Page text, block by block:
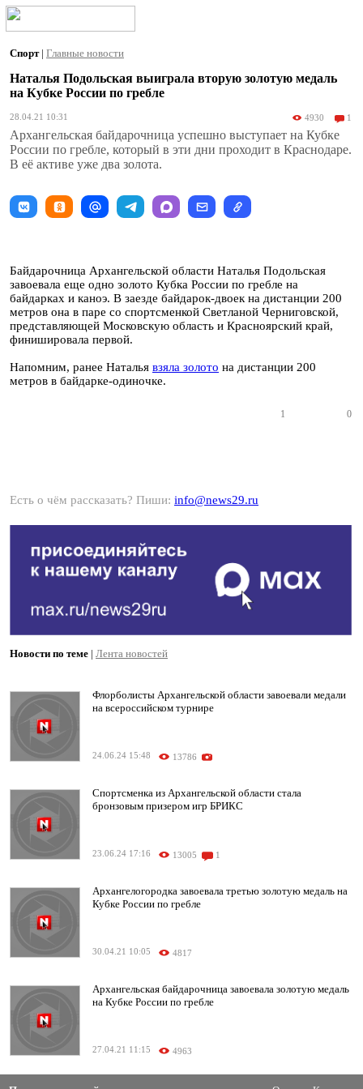
Спорт | Главные новости
Наталья Подольская выиграла вторую золотую медаль
на Кубке России по гребле
28.04.21 10:31 4930 1
Архангельская байдарочница успешно выступает на Кубке
России по гребле, который в эти дни проходит в Краснодаре.
В её активе уже два золота.
Байдарочница Архангельской области Наталья Подольская
завоевала еще одно золото Кубка России по гребле на
байдарках и каноэ. В заезде байдарок-двоек на дистанции 200
метров она в паре со спортсменкой Светланой Черниговской,
представляющей Московскую область и Красноярский край,
финишировала первой.
Напомним, ранее Наталья взяла золото на дистанции 200
метров в байдарке-одиночке.
1 0
Есть о чём рассказать? Пиши: info@news29.ru
Новости по теме | Лента новостей
Флорболисты Архангельской области завоевали медали
на всероссийском турнире
24.06.24 15:48 13786
Спортсменка из Архангельской области стала
бронзовым призером игр БРИКС
23.06.24 17:16 13005 1
Архангелогородка завоевала третью золотую медаль на
Кубке России по гребле
30.04.21 10:05 4817
Архангельская байдарочница завоевала золотую медаль
на Кубке России по гребле
27.04.21 11:15 4963